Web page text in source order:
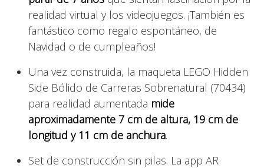
realidad virtual y los videojuegos. ¡También es
fantástico como regalo espontáneo, de
Navidad o de cumpleaños!
Una vez construida, la maqueta LEGO Hidden
Side Bólido de Carreras Sobrenatural (70434)
para realidad aumentada mide
aproximadamente 7 cm de altura, 19 cm de
longitud y 11 cm de anchura.
Set de construcción sin pilas. La app AR